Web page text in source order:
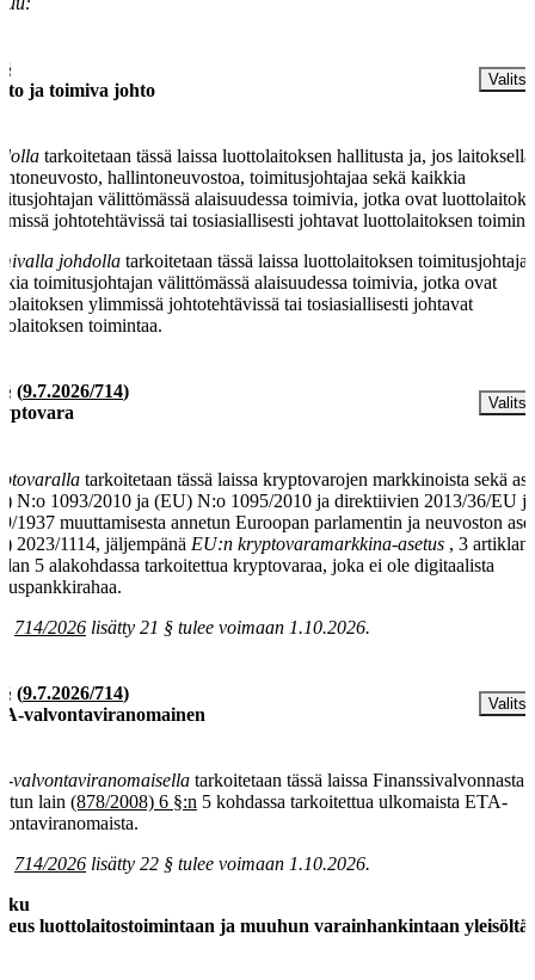
ja toimiva johto
tarkoitetaan tässä laissa luottolaitoksen hallitusta ja, jos
hallintoneuvostoa, toimitusjohtajaa sekä kaikkia
välittömässä alaisuudessa toimivia, jotka ovat
johtotehtävissä tai tosiasiallisesti johtavat luottolaitoksen
johdolla tarkoitetaan tässä laissa luottolaitoksen
toimitusjohtajan välittömässä alaisuudessa toimivia, jotka ovat
ylimmissä johtotehtävissä tai tosiasiallisesti johtavat
toimintaa.
(9.7.2026/714)
tarkoitetaan tässä laissa kryptovarojen markkinoista sekä
N:o 1093/2010 ja (EU) N:o 1095/2010 ja direktiivien 2013/36/EU
1937 muuttamisesta annetun Euroopan parlamentin ja neuvoston
2023/1114, jäljempänä EU:n kryptovaramarkkina-asetus , 3 artiklan
5 alakohdassa tarkoitettua kryptovaraa, joka ei ole digitaalista
714/2026 lisätty 21 § tulee voimaan 1.10.2026.
(9.7.2026/714)
valvontaviranomainen
valvontaviranomaisella tarkoitetaan tässä laissa Finanssivalvonnasta
lain (878/2008) 6 §:n 5 kohdassa tarkoitettua ulkomaista ETA-
714/2026 lisätty 22 § tulee voimaan 1.10.2026.
luottolaitostoimintaan ja muuhun varainhankintaan yleisöltä